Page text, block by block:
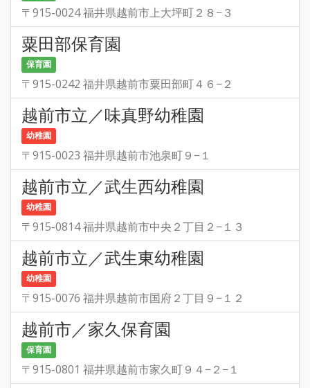
〒915-0024 福井県越前市上大坪町２８−３
粟田部保育園
保育園
〒915-0242 福井県越前市粟田部町４６−２
越前市立／味真野幼稚園
幼稚園
〒915-0023 福井県越前市池泉町９−１
越前市立／武生西幼稚園
幼稚園
〒915-0814 福井県越前市中央２丁目２−１３
越前市立／武生東幼稚園
幼稚園
〒915-0076 福井県越前市国府２丁目９−１２
越前市／家久保育園
保育園
〒915-0801 福井県越前市家久町９４−２−１